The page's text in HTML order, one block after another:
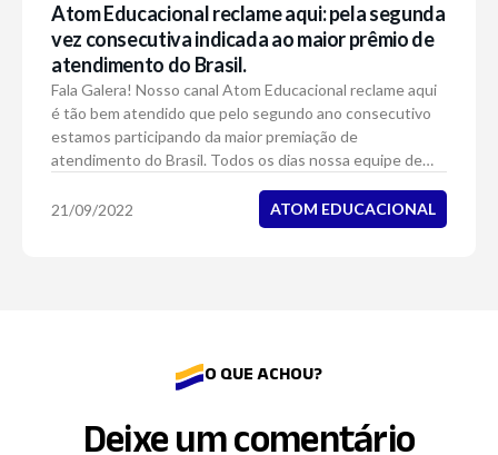
Atom Educacional reclame aqui: pela segunda
vez consecutiva indicada ao maior prêmio de
atendimento do Brasil.
Fala Galera! Nosso canal Atom Educacional reclame aqui
é tão bem atendido que pelo segundo ano consecutivo
estamos participando da maior premiação de
atendimento do Brasil. Todos os dias nossa equipe de
21/09/2022
ATOM EDUCACIONAL
O QUE ACHOU?